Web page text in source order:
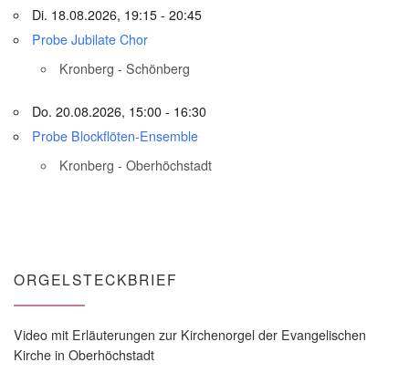
Di. 18.08.2026, 19:15 - 20:45
Probe Jubilate Chor
Kronberg - Schönberg
Do. 20.08.2026, 15:00 - 16:30
Probe Blockflöten-Ensemble
Kronberg - Oberhöchstadt
ORGELSTECKBRIEF
Video mit Erläuterungen zur Kirchenorgel der Evangelischen
Kirche in Oberhöchstadt